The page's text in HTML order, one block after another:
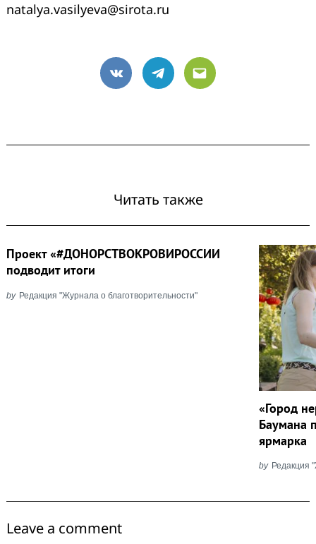
natalya.vasilyeva@sirota.ru
VK Telegram
Email
Читать также
Проект «#ДОНОРСТВОКРОВИРОССИИ
подводит итоги
by Редакция "Журнала о благотворительности"
«Город
Баумана
ярмарка
by Редакция
Leave a comment